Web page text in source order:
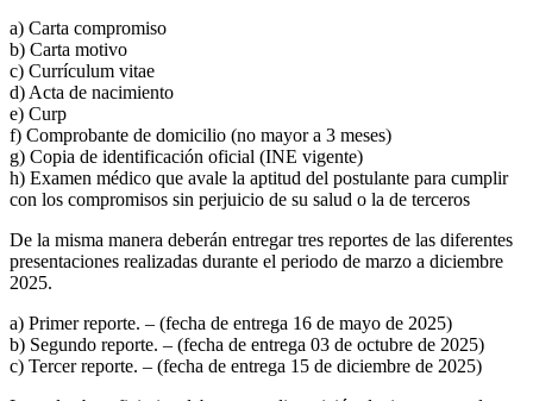
a) Carta compromiso
b) Carta motivo
c) Currículum vitae
d) Acta de nacimiento
e) Curp
f) Comprobante de domicilio (no mayor a 3 meses)
g) Copia de identificación oficial (INE vigente)
h) Examen médico que avale la aptitud del postulante para cumplir
con los compromisos sin perjuicio de su salud o la de terceros
De la misma manera deberán entregar tres reportes de las diferentes
presentaciones realizadas durante el periodo de marzo a diciembre
2025.
a) Primer reporte. – (fecha de entrega 16 de mayo de 2025)
b) Segundo reporte. – (fecha de entrega 03 de octubre de 2025)
c) Tercer reporte. – (fecha de entrega 15 de diciembre de 2025)